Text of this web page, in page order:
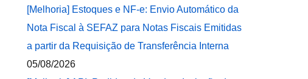
[Melhoria] Estoques e NF-e: Envio Automático da
Nota Fiscal à SEFAZ para Notas Fiscais Emitidas
a partir da Requisição de Transferência Interna
05/08/2026